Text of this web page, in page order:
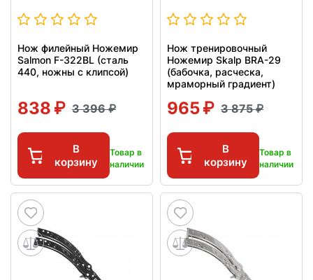
Нож филейный Ножемир
Salmon F-322BL (сталь
440, ножны с клипсой)
838 3 396
В
корзину
Товар в
наличии
Нож тренировочный
Ножемир Skalp BRA-29
(бабочка, расческа,
мраморный градиент)
965 3 875
В
корзину
Товар в
наличии